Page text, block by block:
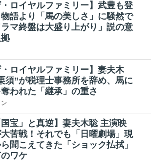
・ロイヤルファミリー】武豊も登
語より「馬の美しさ」に騒然で
ラマ終盤は大盛り上がり」説の意
・ロイヤルファミリー】妻夫木
須”が税理士事務所を辞め、馬に
われた「継承」の重さ
ン
国宝」と真逆】妻夫木聡 主演映
苦戦！それでも「日曜劇場」現
聞こえてきた「ショック払拭」
ワケ